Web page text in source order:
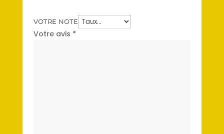
VOTRE NOTE
Votre avis *